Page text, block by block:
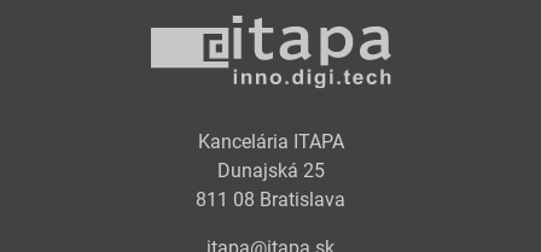
Kancelária ITAPA
Dunajská 25
811 08 Bratislava